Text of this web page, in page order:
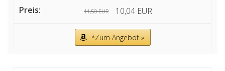
11,50 EUR 10,04 EUR
*Zum Angebot »